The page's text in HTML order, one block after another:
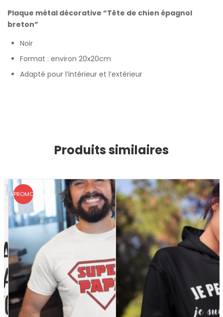
Plaque métal décorative “Tête de chien épagnol
breton”
Noir
Format : environ 20x20cm
Adapté pour l’intérieur et l’extérieur
Produits similaires
PROMO !